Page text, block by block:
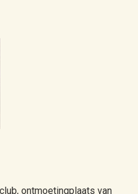
ontmoetingplaats van